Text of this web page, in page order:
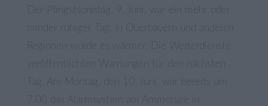
Der Pfingstsonntag, 9. Juni, war ein mehr oder
minder ruhiger Tag. In Oberbayern und anderen
Regionen wurde es wärmer. Die Wetterdienste
veröffentlichten Warnungen für den nächsten
Tag. Am Montag, den 10. Juni, war bereits um
7.00 das Alarmsystem am Ammersee in